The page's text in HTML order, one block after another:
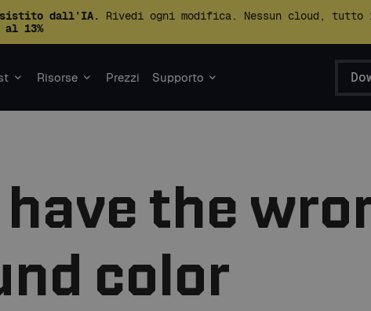
dall’IA.
Rivedi ogni modifica. Nessun cloud,
13%
Risorse Prezzi Supporto
the
color